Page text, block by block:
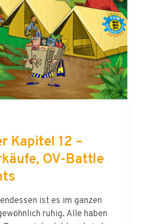
Kapitel 12 –
OV-Battle
ist es im ganzen
Tagen viel erlebt und sind
erschöpft. Deshalb ruhen